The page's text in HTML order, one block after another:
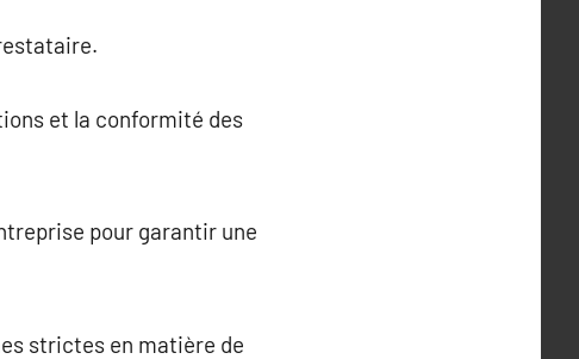
et la conformité des
pour garantir une
strictes en matière de